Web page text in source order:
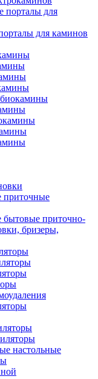
порталы для
для каминов
приточные
приточно-
бризеры,
настольные